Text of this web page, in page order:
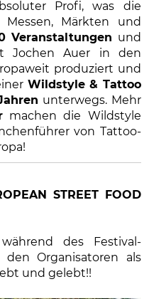
Profi, was die
Messen, Märkten und
Veranstaltungen und
Jochen Auer in den
produziert und
Wildstyle & Tattoo
unterwegs. Mehr
machen die Wildstyle
von Tattoo-
STREET FOOD
des Festival-
Organisatoren als
und gelebt!!